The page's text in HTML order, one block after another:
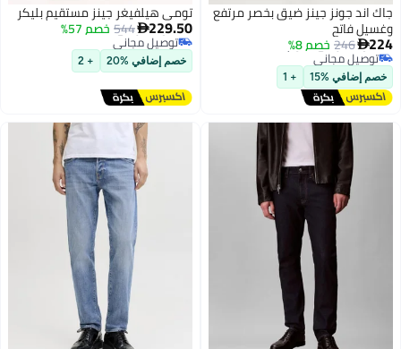
جاك اند جونز جينز ضيق بخصر مرتفع
وغسيل فاتح
224
246خصم 8%
أقل سعر في 7 يوم
توصيل مجاني
أقل سعر في 7 يوم
خصم إضافي %15 + 1
تومي هيلفيغر جينز مستقيم بليكر
229.50
544خصم 57%
أقل سعر في السنة
توصيل مجاني
أقل سعر في السنة
خصم إضافي %20 + 2